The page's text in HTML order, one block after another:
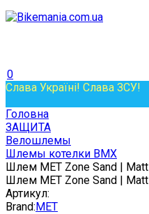
0
Слава Україні! Слава ЗСУ!
Головна
ЗАЩИТА
Велошлемы
Шлемы котелки BMX
Шлем MET Zone Sand | Matt
Шлем MET Zone Sand | Matt
Артикул:
Brand:MET